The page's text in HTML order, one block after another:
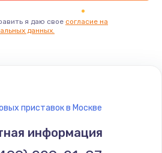
Заказать
шлейфа
700 руб.
я даю свое согласие на
данных.
приставок в Москве
информация